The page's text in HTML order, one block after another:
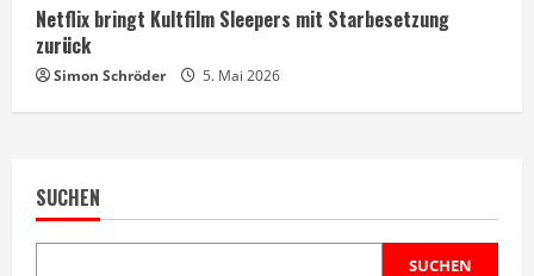
Netflix bringt Kultfilm Sleepers mit Starbesetzung
zurück
Simon Schröder 5. Mai 2026
SUCHEN
SUCHEN